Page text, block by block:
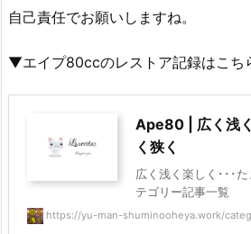
自己責任でお願いしますね。
▼エイプ80ccのレストア記録はこち
Ape80 | 広く浅
く狭く
広く浅く楽しく･･･
テゴリー記事一覧
https://yu-man-shuminooheya.work/